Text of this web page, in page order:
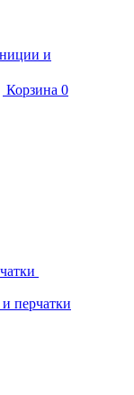
Корзина 0
перчатки